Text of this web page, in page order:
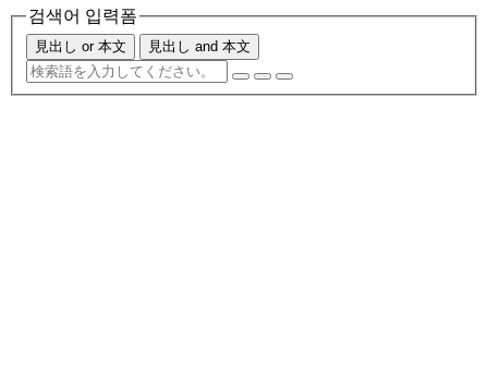
검색어 입력폼
見出し or 本文 見出し and 本文